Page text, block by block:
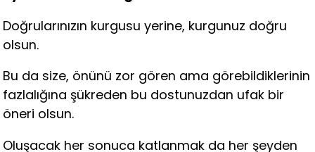
Doğrularınızın kurgusu yerine, kurgunuz doğru
olsun.
Bu da size, önünü zor gören ama görebildiklerinin
fazlalığına şükreden bu dostunuzdan ufak bir
öneri olsun.
Oluşacak her sonuca katlanmak da her şeyden